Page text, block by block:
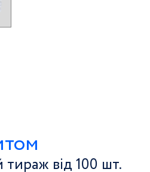
від 100 шт.